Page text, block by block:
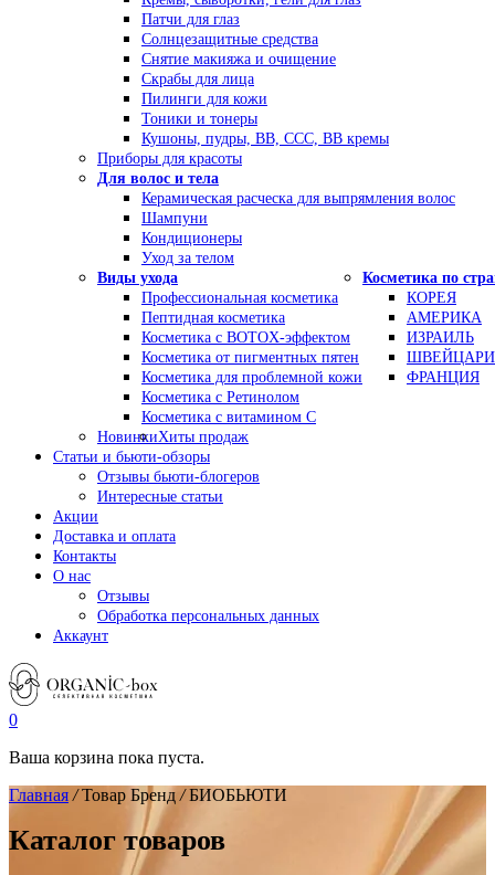
Патчи для глаз
Солнцезащитные средства
Снятие макияжа и очищение
Скрабы для лица
Пилинги для кожи
Тоники и тонеры
Кушоны, пудры, ВВ, ССС, ВВ кремы
Приборы для красоты
Для волос и тела
Керамическая расческа для выпрямления волос
Шампуни
Кондиционеры
Уход за телом
Виды ухода
Профессиональная косметика
Пептидная косметика
Косметика с BOTOX-эффектом
Косметика от пигментных пятен
Косметика для проблемной кожи
Косметика с Ретинолом
Косметика с витамином С
Косметика по
КОРЕЯ
АМЕРИКА
ИЗРАИЛЬ
ФРАНЦИЯ
НовинкиХиты продаж
Статьи и бьюти-обзоры
Отзывы бьюти-блогеров
Интересные статьи
Акции
Доставка и оплата
Контакты
О нас
Отзывы
Обработка персональных данных
Аккаунт
0
Ваша корзина пока пуста.
Главная /Товар Бренд /БИОБЬЮТИ
Каталог товаров